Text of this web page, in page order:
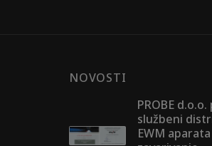
NOVOSTI
PROBE
službeni
EWM